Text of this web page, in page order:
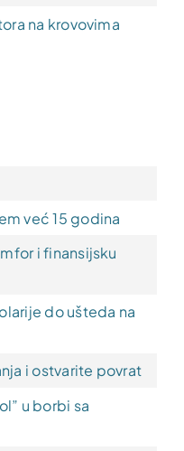
na krovovima
već 15 godina
i finansijsku
do ušteda na
i ostvarite povrat
u borbi sa